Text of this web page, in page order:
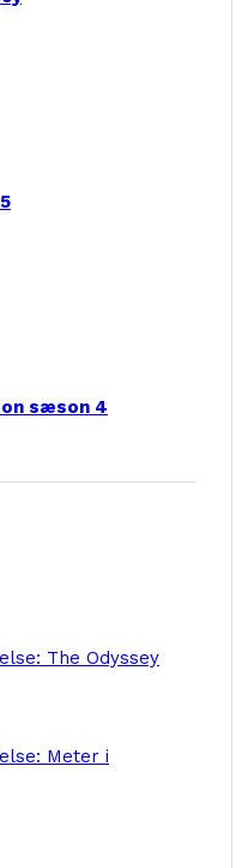
sæson 4
The Odyssey
Meter i